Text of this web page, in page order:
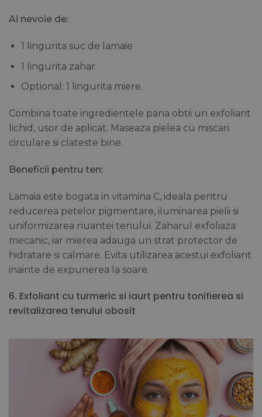
Ai nevoie de:
1 lingurita suc de lamaie
1 lingurita zahar
Optional: 1 lingurita miere.
Combina toate ingredientele pana obtii un exfoliant
lichid, usor de aplicat. Maseaza pielea cu miscari
circulare si clateste bine.
Beneficii pentru ten:
Lamaia este bogata in vitamina C, ideala pentru
reducerea petelor pigmentare, iluminarea pielii si
uniformizarea nuantei tenului. Zaharul exfoliaza
mecanic, iar mierea adauga un strat protector de
hidratare si calmare. Evita utilizarea acestui exfoliant
inainte de expunerea la soare.
6. Exfoliant cu turmeric si iaurt pentru tonifierea si
revitalizarea tenului obosit